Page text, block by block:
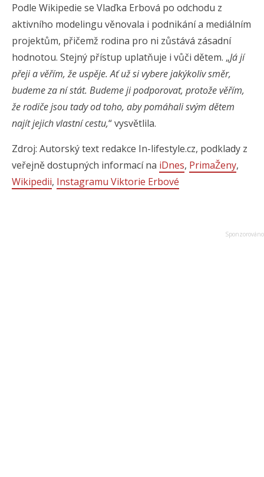
Podle Wikipedie se Vlaďka Erbová po odchodu z
aktivního modelingu věnovala i podnikání a mediálním
projektům, přičemž rodina pro ni zůstává zásadní
hodnotou. Stejný přístup uplatňuje i vůči dětem. „Já jí
přeji a věřím, že uspěje. Ať už si vybere jakýkoliv směr,
budeme za ní stát. Budeme ji podporovat, protože věřím,
že rodiče jsou tady od toho, aby pomáhali svým dětem
najít jejich vlastní cestu,“ vysvětlila.
Zdroj: Autorský text redakce In-lifestyle.cz, podklady z
veřejně dostupných informací na iDnes, PrimaŽeny,
Wikipedii, Instagramu Viktorie Erbové